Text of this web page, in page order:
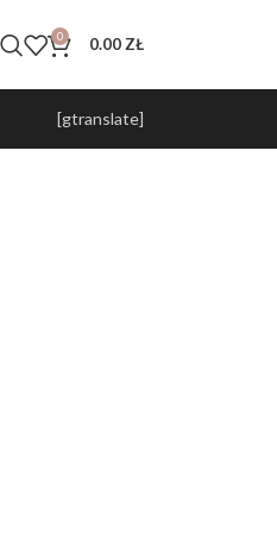
0 0.00 ZŁ
[gtranslate]